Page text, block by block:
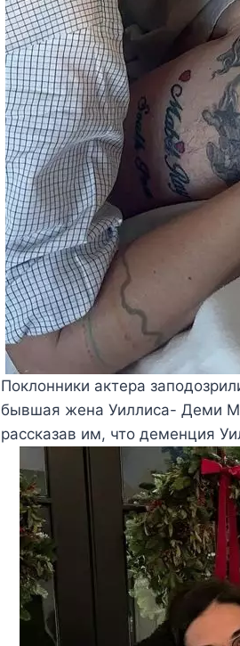
Поклонники актера
бывшая жена Уиллиса- Деми
рассказав им, что деменция